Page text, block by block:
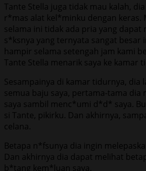
Tante Stella juga tidak mau kalah,
r*mas alat kel*minku dengan keras.
selama ini tidak ada pria yang dapat
s*ksnya yang ternyata sangat besar
hampir selama setengah jam kami
Tante Stella menarik saya ke kamar
Sesampainya di kamar tidurnya, dia
semua baju saya, pertama-tama dia
saya sambil menc*umi d*d* saya.
si Tante, pikirku. Dan akhirnya,
celana.
Betapa n*fsunya dia ingin
Dan akhirnya dia dapat melihat
b*tang kem*luan saya.